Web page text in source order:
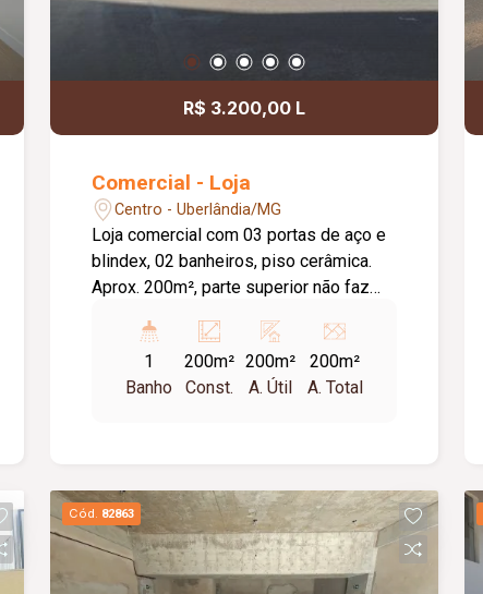
R$ 3.200,00 L
Comercial - Loja
Centro - Uberlândia/MG
Loja comercial com 03 portas de aço e
blindex, 02 banheiros, piso cerâmica.
Aprox. 200m², parte superior não faz
1
Banho
200m²
Const.
200m²
A. Útil
200m²
A. Total
Cód. 82863